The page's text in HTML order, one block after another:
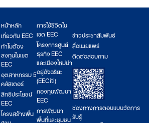
หน้าหลัก
เกี่ยวกับ EEC
ทำไมต้อง
ลงทุนในเขต
EEC
อุตสาหกรรม 5
คลัสเตอร์
สิทธิประโยชน์
EEC
โครงสร้างพื้น
การใช้ชีวิตใน
เขต EEC
โครงการศูนย์
ธุรกิจ EEC
และเมืองใหม่น่า
อยู่อัจฉริยะ
(EECiti)
กองทุนพัฒนา
EEC
การพัฒนา
พื้นที่และชุมชน
ข่าวประชาสัมพันธ์
สื่อเผยแพร่
ติดต่อสอบถาม
ช่องทางการตอบแบบวัดการ
รับรู้